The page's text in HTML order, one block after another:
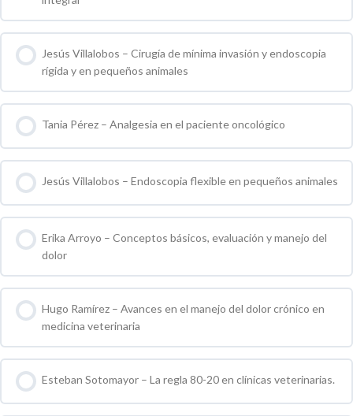
0 % COMPLETO 0 / 0 pasos
Jesús Villalobos – Cirugía de mínima invasión y endoscopia
rígida y en pequeños animales
0 % COMPLETO 0 / 0 pasos
Tania Pérez – Analgesia en el paciente oncológico
0 % COMPLETO 0 / 0 pasos
Jesús Villalobos – Endoscopia flexible en pequeños animales
0 % COMPLETO 0 / 0 pasos
Erika Arroyo – Conceptos básicos, evaluación y manejo del
dolor
0 % COMPLETO 0 / 0 pasos
Hugo Ramírez – Avances en el manejo del dolor crónico en
medicina veterinaria
0 % COMPLETO 0 / 0 pasos
Esteban Sotomayor – La regla 80-20 en clínicas veterinarias.
0 % COMPLETO 0 / 0 pasos